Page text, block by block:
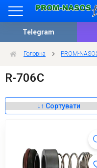
Telegram
Головна PROM-
R-706C